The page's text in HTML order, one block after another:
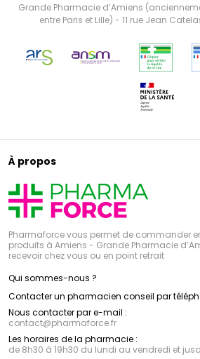
Grande Pharmacie d’Amiens
entre Paris et Lille) - 11 rue Jean
À propos
Pharmaforce vous permet de commander
produits à Amiens - Grande Pharmacie
recevoir chez vous ou en point retrait
Qui sommes-nous ?
Contacter un pharmacien conseil par
Nous contacter par e-mail :
contact@pharmaforce.fr
Les horaires de la pharmacie :
de 8h30 à 19h30 du lundi au vendredi et